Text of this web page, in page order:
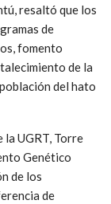
resaltó que los
de
fomento
de la
del hato
UGRT, Torre
Genético
de los
de